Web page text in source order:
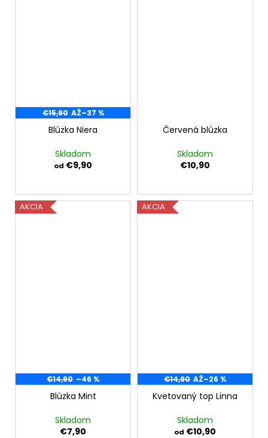
€15,90 AŽ–37 %
Blúzka Niera
Skladom
od €9,90
Červená blúzka
Skladom
€10,90
AKCIA
€14,90 –46 %
Blúzka Mint
Skladom
€7,90
AKCIA
€14,90 AŽ–26 %
Kvetovaný top Linna
Skladom
od €10,90